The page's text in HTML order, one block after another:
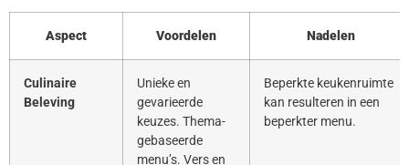
Aspect Voordelen Nadelen
Culinaire
Beleving
Unieke en
gevarieerde
keuzes. Thema-
gebaseerde
menu’s. Vers en
Beperkte keukenruimte
kan resulteren in een
beperkter menu.